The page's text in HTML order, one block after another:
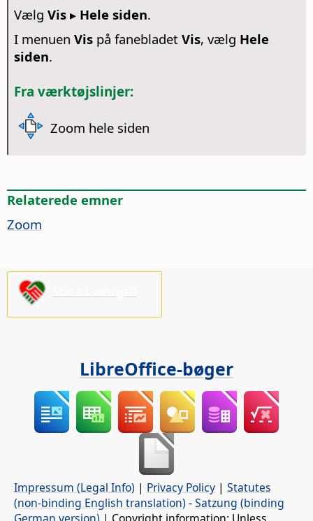
Vælg Vis ▸ Hele siden.
I menuen Vispå fanebladet Vis, vælg Hele
siden.
Fra værktøjslinjer:
Zoom hele siden
Relaterede emner
Zoom
LibreOffice-bøger
Impressum (Legal Info) | Privacy Policy | Statutes
(non-binding English translation) -Satzung (binding